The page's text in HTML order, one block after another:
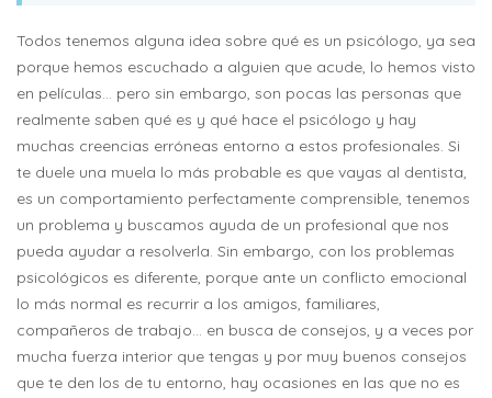
Todos tenemos alguna idea sobre qué es un psicólogo, ya sea
porque hemos escuchado a alguien que acude, lo hemos visto
en películas… pero sin embargo, son pocas las personas que
realmente saben qué es y qué hace el psicólogo y hay
muchas creencias erróneas entorno a estos profesionales. Si
te duele una muela lo más probable es que vayas al dentista,
es un comportamiento perfectamente comprensible, tenemos
un problema y buscamos ayuda de un profesional que nos
pueda ayudar a resolverla. Sin embargo, con los problemas
psicológicos es diferente, porque ante un conflicto emocional
lo más normal es recurrir a los amigos, familiares,
compañeros de trabajo… en busca de consejos, y a veces por
mucha fuerza interior que tengas y por muy buenos consejos
que te den los de tu entorno, hay ocasiones en las que no es